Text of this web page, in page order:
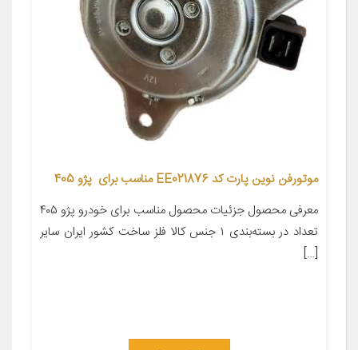
موتورفن نوین پارت کد EE021876 مناسب برای پژو 405
معرفی محصول جزئیات محصول مناسب برای خودرو پژو ۴۰۵
تعداد در بسته‌بندی ۱ جنس کالا فلز ساخت کشور ایران سایر
[…]